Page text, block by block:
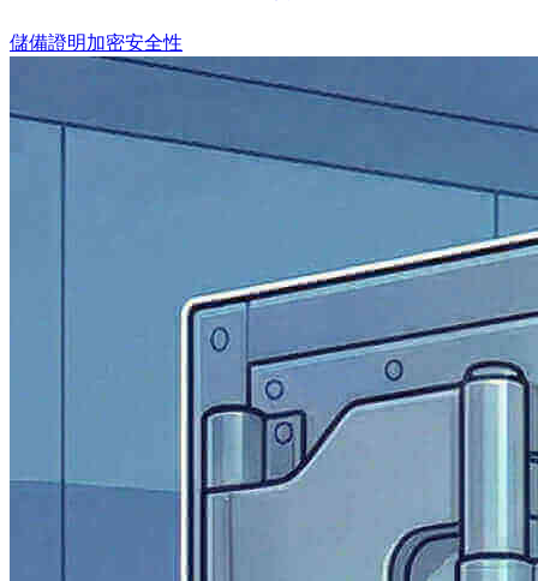
儲備證明加密安全性